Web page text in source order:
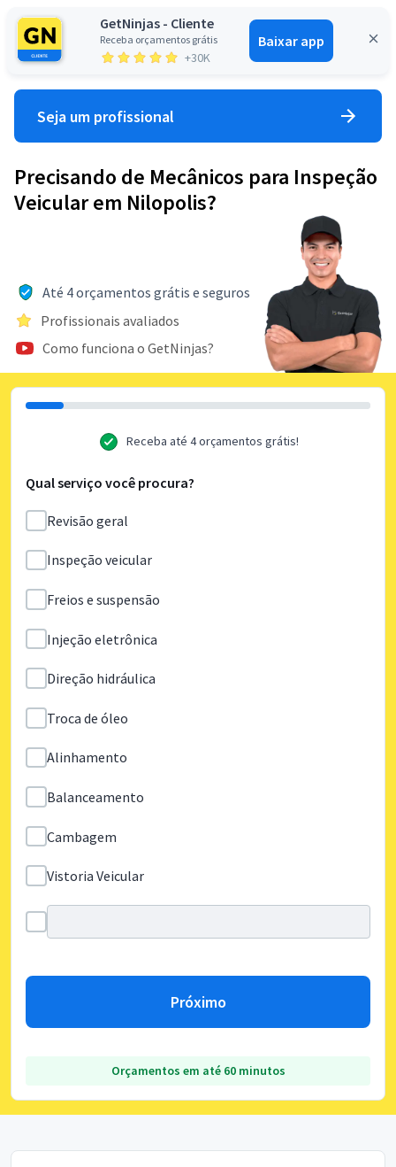
GetNinjas - Cliente
Receba orçamentos grátis
+30K
Baixar app
Entrar
Seja um profissional
Precisando de Mecânicos para Inspeção
Veicular em Nilopolis?
Até 4 orçamentos grátis e seguros
Profissionais avaliados
Como funciona o GetNinjas?
Receba até 4 orçamentos grátis!
Qual serviço você procura?
Revisão geral
Inspeção veicular
Freios e suspensão
Injeção eletrônica
Direção hidráulica
Troca de óleo
Alinhamento
Balanceamento
Cambagem
Vistoria Veicular
Próximo
Orçamentos em até 60 minutos